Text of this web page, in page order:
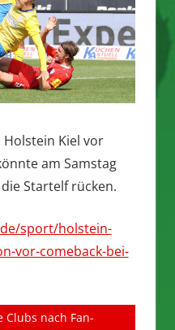
Holstein Kiel vor
am Samstag
Startelf rücken.
sport/holstein-
vor-comeback-bei-
nach Fan-